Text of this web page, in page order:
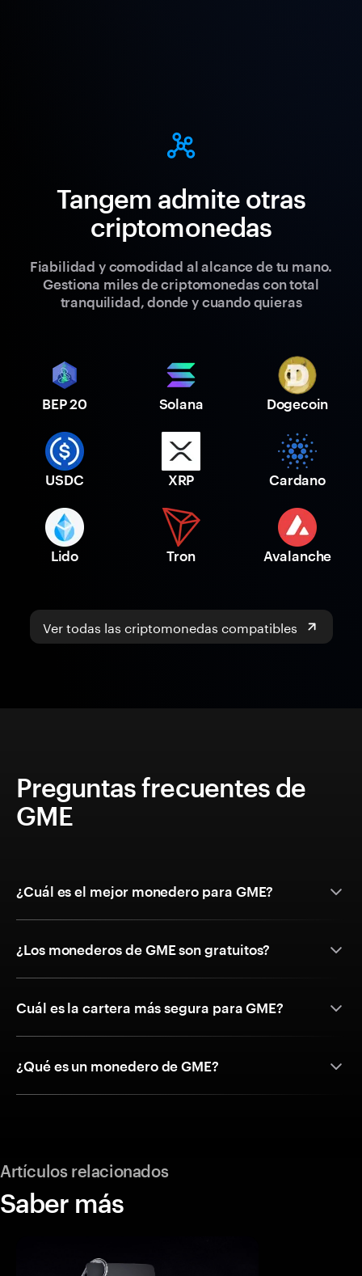
Tangem admite otras
criptomonedas
Fiabilidad y comodidad al alcance de tu mano.
Gestiona miles de criptomonedas con total
tranquilidad, donde y cuando quieras
BEP 20 Solana Dogecoin
USDC XRP Cardano
Lido Tron Avalanche
Ver todas las criptomonedas compatibles
Preguntas frecuentes de
GME
¿Cuál es el mejor monedero para GME?
¿Los monederos de GME son gratuitos?
Cuál es la cartera más segura para GME?
¿Qué es un monedero de GME?
Artículos relacionados
Saber más